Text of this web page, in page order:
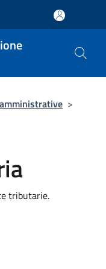
>
tributarie.